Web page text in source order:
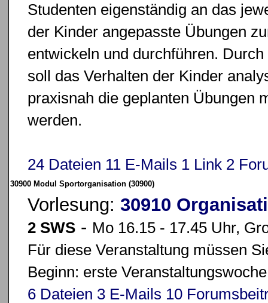
Studenten eigenständig an das
der Kinder angepasste Übungen
entwickeln und durchführen.
soll das Verhalten der Kinder
praxisnah die geplanten Übungen
werden.
24 Dateien 11 E-Mails 1 Link 2
30900 Modul Sportorganisation (30900)
Vorlesung: 30910
2 SWS - Mo 16.15 - 17.45 Uhr,
Für diese Veranstaltung müssen
Beginn: erste Veranstaltungswoche
6 Dateien 3 E-Mails 10